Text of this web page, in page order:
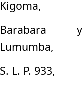
Kigoma,
Barabara
Lumumba,
S. L. P. 933,